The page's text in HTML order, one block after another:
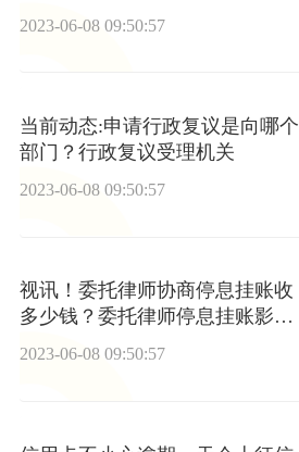
2023-06-08 09:50:57
当前动态:申请行政复议是向哪个
部门？行政复议受理机关
2023-06-08 09:50:57
视讯！委托律师协商停息挂账收
多少钱？委托律师停息挂账影响
信用吗？
2023-06-08 09:50:57